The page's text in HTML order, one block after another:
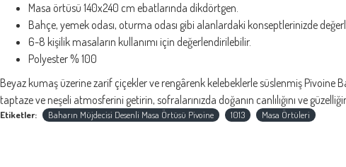
Masa örtüsü 140x240 cm ebatlarında dikdörtgen.
Bahçe, yemek odası, oturma odası gibi alanlardaki konseptlerinizde
6-8 kişilik masaların kullanımı için değerlendirilebilir.
Polyester % 100
Beyaz kumaş üzerine zarif çiçekler ve rengârenk kelebeklerle süslenmiş Pivoine
taptaze ve neşeli atmosferini getirin, sofralarınızda doğanın canlılığını ve
Etiketler: Baharın Müjdecisi Desenli Masa Örtüsü Pivoine 1013 Masa Örtüleri